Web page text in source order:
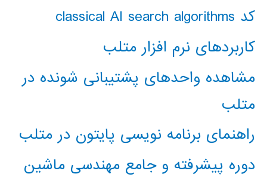
کد classical AI search algorithms
کاربردهای نرم افزار متلب
مشاهده واحدهای پشتیبانی شونده در
متلب
راهنمای برنامه نویسی پایتون در متلب
دوره پیشرفته و جامع مهندسی ماشین